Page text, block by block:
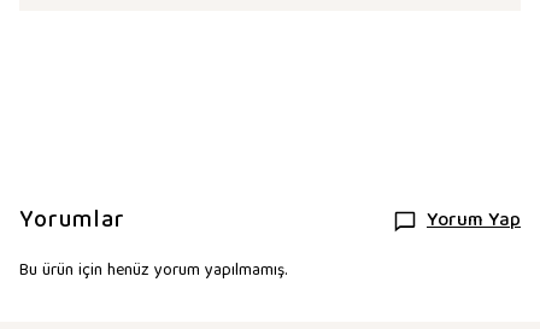
Yorumlar Yorum Yap
Bu ürün için henüz yorum yapılmamış.